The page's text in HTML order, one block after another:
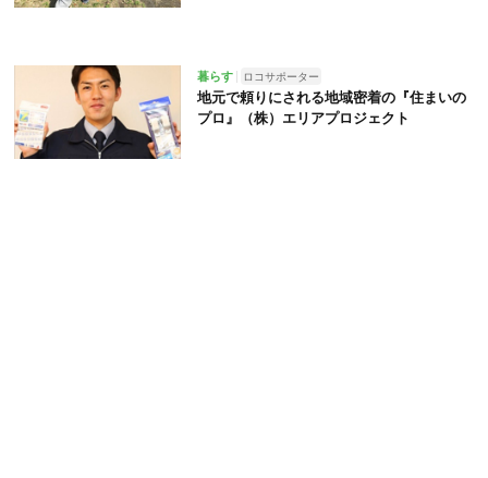
暮らす ロコサポーター
地元で頼りにされる地域密着の『住まいの
プロ』（株）エリアプロジェクト